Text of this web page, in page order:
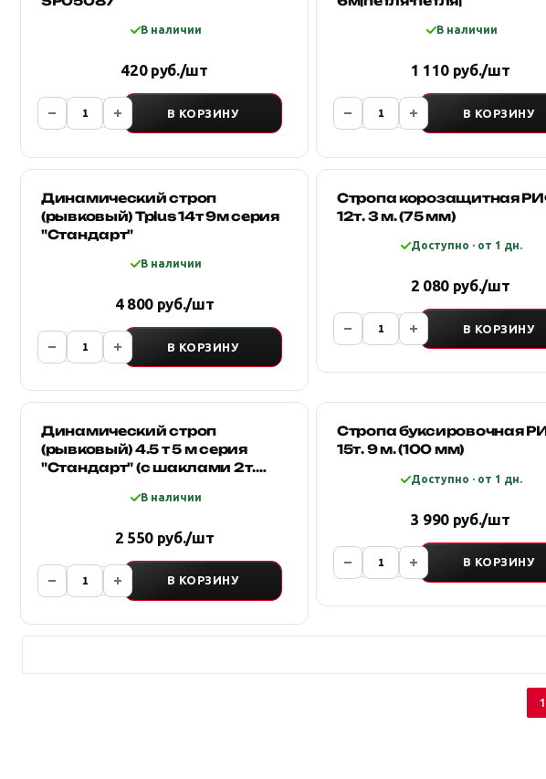
В наличии
420 руб./шт
В КОРЗИНУ
В наличии
1 110 руб./шт
В КОРЗИНУ
Динамический строп
(рывковый) Tplus 14т 9м серия
"Стандарт"
В наличии
4 800 руб./шт
В КОРЗИНУ
Стропа корозащитная
12т. 3 м. (75 мм)
Доступно · от 1 дн.
2 080 руб./шт
В КОРЗИНУ
Динамический строп
(рывковый) 4.5 т 5 м серия
"Стандарт" (с шаклами 2т.
В наличии
2 550 руб./шт
В КОРЗИНУ
Стропа буксировочная
15т. 9 м. (100 мм)
Доступно · от 1 дн.
3 990 руб./шт
В КОРЗИНУ
1